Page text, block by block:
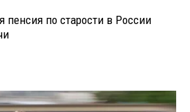
пенсия по старости в России